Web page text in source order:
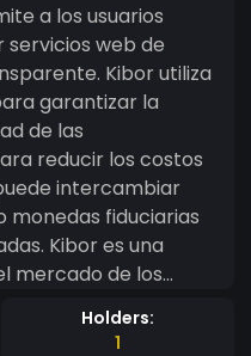
a los usuarios
web de
Kibor utiliza
garantizar la
de las
reducir los costos
intercambiar
fiduciarias
Kibor es una
mercado de los
tanto a los
Holders:
1